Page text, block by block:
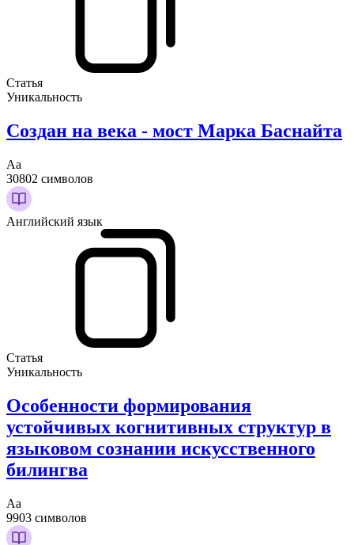
Статья
Уникальность
Создан на века - мост Марка Баснайта
Аа
30802 символов
Английский язык
Статья
Уникальность
Особенности формирования
устойчивых когнитивных структур в
языковом сознании искусственного
билингва
Аа
9903 символов